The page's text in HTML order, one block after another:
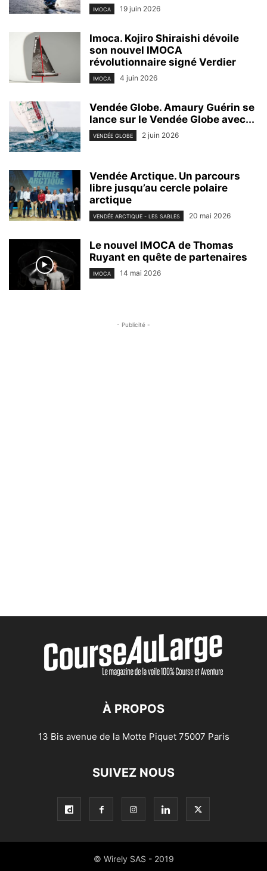
IMOCA 19 juin 2026
Imoca. Kojiro Shiraishi dévoile
son nouvel IMOCA
révolutionnaire signé Verdier
IMOCA 4 juin 2026
Vendée Globe. Amaury Guérin se
lance sur le Vendée Globe avec...
VENDÉE GLOBE 2 juin 2026
Vendée Arctique. Un parcours
libre jusqu’au cercle polaire
arctique
VENDÉE ARCTIQUE - LES SABLES 20 mai 2026
Le nouvel IMOCA de Thomas
Ruyant en quête de partenaires
IMOCA 14 mai 2026
- Publicité -
À PROPOS
13 Bis avenue de la Motte Piquet 75007 Paris
SUIVEZ NOUS
© Wirely SAS - 2019